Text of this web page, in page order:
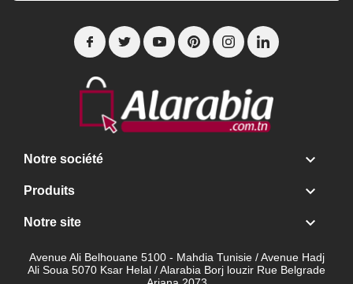
Notre société 
Produits 
Notre site 
Avenue Ali Belhouane 5100 - Mahdia Tunisie / Avenue Hadj
Ali Soua 5070 Ksar Helal / Alarabia Borj louzir Rue Belgrade